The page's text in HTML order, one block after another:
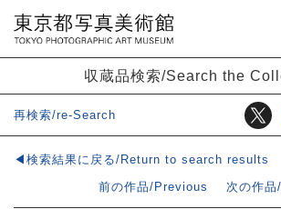
収蔵品検索/Search the
再検索/re-Search
◀検索結果に戻る/Return to search results
前の作品/Previous
次の作